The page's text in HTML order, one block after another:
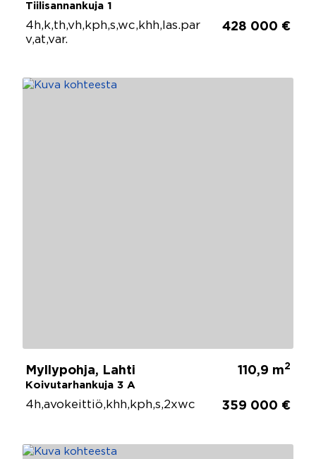
Tiilisannankuja 1
4h,k,th,vh,kph,s,wc,khh,las.par
v,at,var.
428 000 €
Myllypohja, Lahti
Koivutarhankuja 3 A
110,9 m2
4h,avokeittiö,khh,kph,s,2xwc 359 000 €